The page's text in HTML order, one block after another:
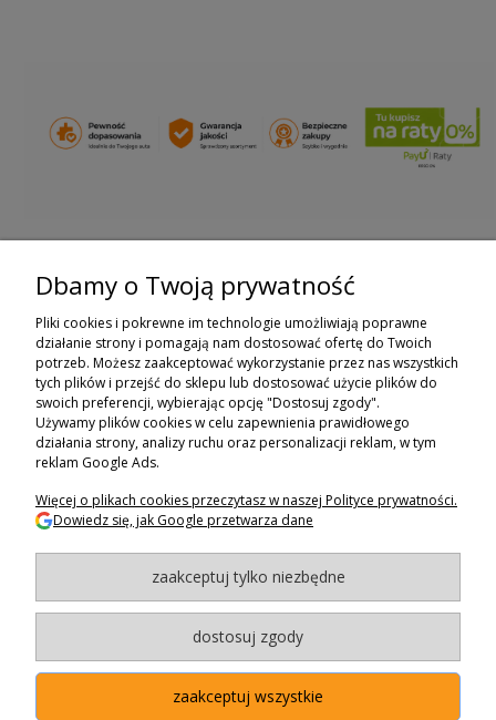
ZAPISZ SIĘ DO NEWSLETTERA
ZAPISZ SIĘ
ZAKUPY
POMOC
MOJE KONTO
BAGAZNIKI.PL- 2024
Dbamy o Twoją prywatność
Pliki cookies i pokrewne im technologie umożliwiają poprawne
działanie strony i pomagają nam dostosować ofertę do Twoich
potrzeb. Możesz zaakceptować wykorzystanie przez nas wszystkich
tych plików i przejść do sklepu lub dostosować użycie plików do
swoich preferencji, wybierając opcję "Dostosuj zgody".
Używamy plików cookies w celu zapewnienia prawidłowego
działania strony, analizy ruchu oraz personalizacji reklam, w tym
reklam Google Ads.
Więcej o plikach cookies przeczytasz w naszej Polityce prywatności.
Dowiedz się, jak Google przetwarza dane
zaakceptuj tylko niezbędne
dostosuj zgody
zaakceptuj wszystkie